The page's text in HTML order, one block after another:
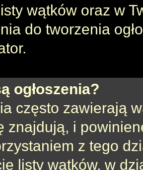
wątków oraz w
do tworzenia
ogłoszenia?
często zawierają
znajdują, i
z tego
listy wątków, w